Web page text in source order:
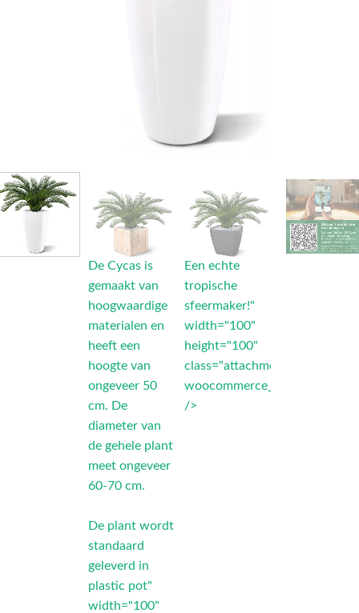
De Cycas is
gemaakt van
hoogwaardige
materialen en
heeft een
hoogte van
ongeveer 50
cm. De
diameter van
de gehele plant
meet ongeveer
60-70 cm.
De plant wordt
standaard
geleverd in
plastic pot"
width="100"
Een echte
tropische
sfeermaker!"
width="100"
height="100"
class="attachment-
woocommerce_thumbnail"
/>